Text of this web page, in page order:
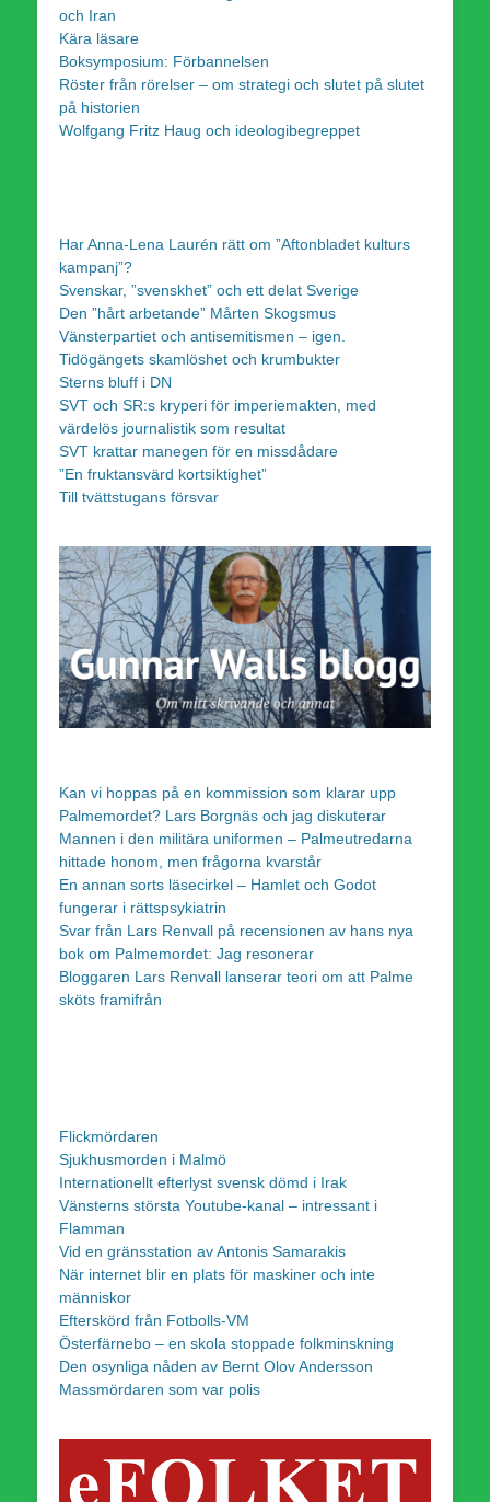
och Iran
Kära läsare
Boksymposium: Förbannelsen
Röster från rörelser – om strategi och slutet på slutet
på historien
Wolfgang Fritz Haug och ideologibegreppet
Har Anna-Lena Laurén rätt om ”Aftonbladet kulturs
kampanj”?
Svenskar, ”svenskhet” och ett delat Sverige
Den ”hårt arbetande” Mårten Skogsmus
Vänsterpartiet och antisemitismen – igen.
Tidögängets skamlöshet och krumbukter
Sterns bluff i DN
SVT och SR:s kryperi för imperiemakten, med
värdelös journalistik som resultat
SVT krattar manegen för en missdådare
”En fruktansvärd kortsiktighet”
Till tvättstugans försvar
Kan vi hoppas på en kommission som klarar upp
Palmemordet? Lars Borgnäs och jag diskuterar
Mannen i den militära uniformen – Palmeutredarna
hittade honom, men frågorna kvarstår
En annan sorts läsecirkel – Hamlet och Godot
fungerar i rättspsykiatrin
Svar från Lars Renvall på recensionen av hans nya
bok om Palmemordet: Jag resonerar
Bloggaren Lars Renvall lanserar teori om att Palme
sköts framifrån
Flickmördaren
Sjukhusmorden i Malmö
Internationellt efterlyst svensk dömd i Irak
Vänsterns största Youtube-kanal – intressant i
Flamman
Vid en gränsstation av Antonis Samarakis
När internet blir en plats för maskiner och inte
människor
Efterskörd från Fotbolls-VM
Österfärnebo – en skola stoppade folkminskning
Den osynliga nåden av Bernt Olov Andersson
Massmördaren som var polis